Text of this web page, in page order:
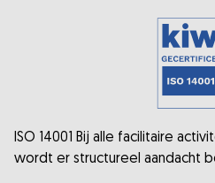
ISO 14001 Bij alle facilitaire
wordt er structureel aandacht